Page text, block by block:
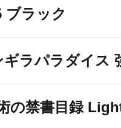
ブラック
ギラパラダイス
の禁書目録